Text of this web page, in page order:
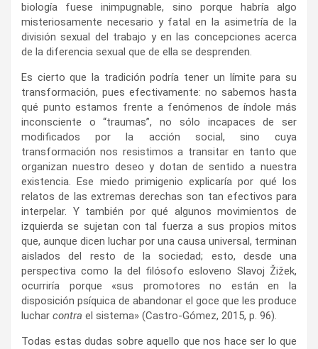
biología fuese inimpugnable, sino porque habría algo
misteriosamente necesario y fatal en la asimetría de la
división sexual del trabajo y en las concepciones acerca
de la diferencia sexual que de ella se desprenden.
Es cierto que la tradición podría tener un límite para su
transformación, pues efectivamente: no sabemos hasta
qué punto estamos frente a fenómenos de índole más
inconsciente o “traumas”, no sólo incapaces de ser
modificados por la acción social, sino cuya
transformación nos resistimos a transitar en tanto que
organizan nuestro deseo y dotan de sentido a nuestra
existencia. Ese miedo primigenio explicaría por qué los
relatos de las extremas derechas son tan efectivos para
interpelar. Y también por qué algunos movimientos de
izquierda se sujetan con tal fuerza a sus propios mitos
que, aunque dicen luchar por una causa universal, terminan
aislados del resto de la sociedad; esto, desde una
perspectiva como la del filósofo esloveno Slavoj Žižek,
ocurriría porque «sus promotores no están en la
disposición psíquica de abandonar el goce que les produce
luchar contra el sistema» (Castro-Gómez, 2015, p. 96).
Todas estas dudas sobre aquello que nos hace ser lo que